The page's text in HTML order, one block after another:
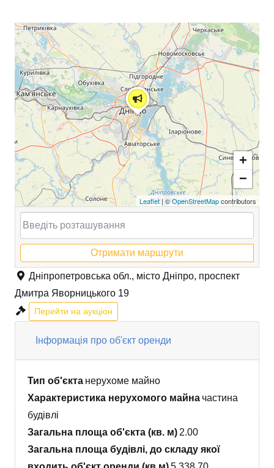
+
−
Leaflet| ©OpenStreetMapcontributors
Отримати маршрути
Дніпропетровська обл., місто Дніпро, проспект
Дмитра Яворницького 19
Перейти на аукціон
Інформація про об'єкт оренди
Тип об'єкта нерухоме майно
Характеристика нерухомого майна частина
будівлі
Загальна площа об'єкта (кв. м) 2.00
Загальна площа будівлі, до складу якої